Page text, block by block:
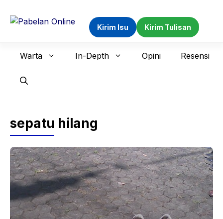
Kirim Isu Kirim Tulisan
Warta In-Depth Opini Resensi
sepatu hilang